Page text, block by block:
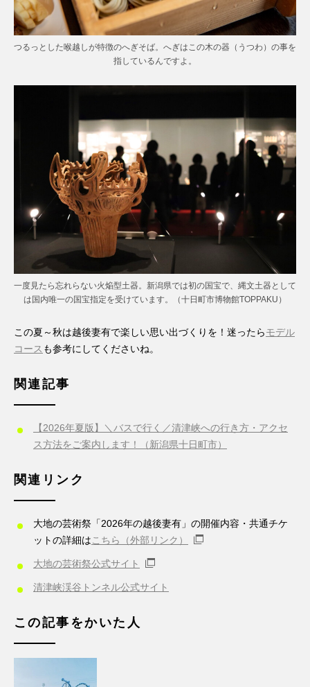
つるっとした喉越しが特徴のへぎそば。へぎはこの木の器（うつわ）の事を
指しているんですよ。
一度見たら忘れらない火焔型土器。新潟県では初の国宝で、縄文土器として
は国内唯一の国宝指定を受けています。（十日町市博物館TOPPAKU）
この夏～秋は越後妻有で楽しい思い出づくりを！迷ったらモデル
コース も参考にしてくださいね。
関連記事
【2026年夏版】＼バスで行く／清津峡への行き方・アクセ
ス方法をご案内します！（新潟県十日町市）
関連リンク
大地の芸術祭「2026年の越後妻有」の開催内容・共通チケ
ットの詳細は こちら（外部リンク）
大地の芸術祭公式サイト
清津峡渓谷トンネル公式サイト
この記事をかいた人